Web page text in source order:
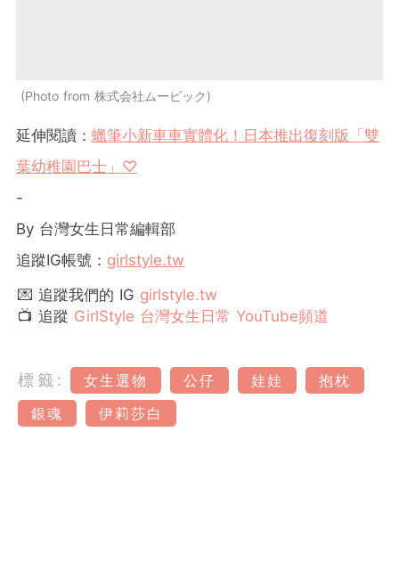
Photo from 株式会社ムービック
延伸閱讀： 蠟筆小新車車實體化！日本推出復刻版「雙
葉幼稚園巴士」♡
-
By 台灣女生日常編輯部
追蹤IG帳號： girlstyle.tw
💌 追蹤我們的 IG girlstyle.tw
📺 追蹤 GirlStyle 台灣女生日常 YouTube頻道
標籤: 女生選物 公仔 娃娃
抱枕
銀魂
伊莉莎白